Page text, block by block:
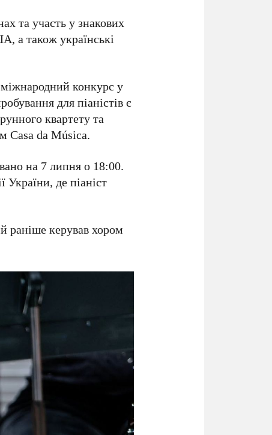
та участь у знакових
а також українські
конкурс у
для піаністів є
квартету та
Casa da Música.
на 7 липня о 18:00.
України, де піаніст
раніше керував хором